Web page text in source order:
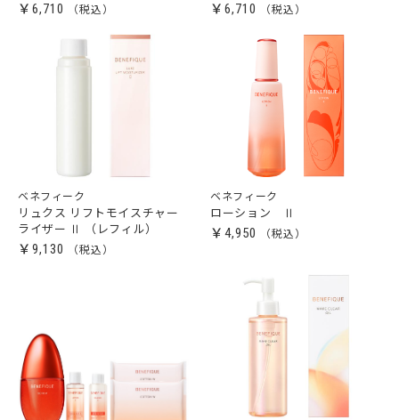
￥6,710 ￥6,710
ベネフィーク
リュクス リフトモイスチャー
ライザー Ⅱ （レフィル）
￥9,130
ベネフィーク
ローション Ⅱ
￥4,950